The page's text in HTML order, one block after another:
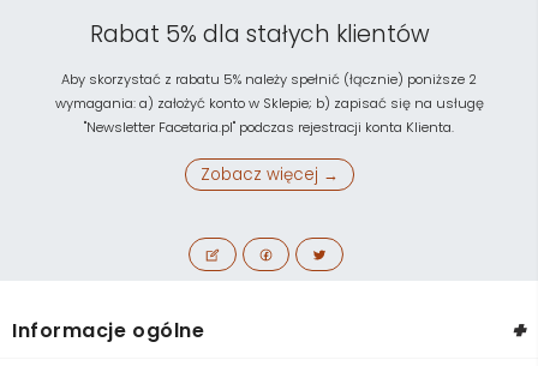
Rabat 5% dla stałych klientów
Aby skorzystać z rabatu 5% należy spełnić (łącznie) poniższe 2
wymagania: a) założyć konto w Sklepie; b) zapisać się na usługę
"Newsletter Facetaria.pl" podczas rejestracji konta Klienta.
Zobacz więcej →
Informacje ogólne +